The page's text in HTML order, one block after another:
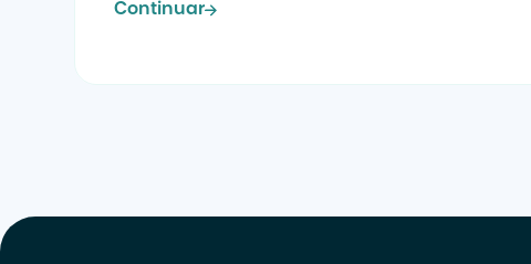
Continuar